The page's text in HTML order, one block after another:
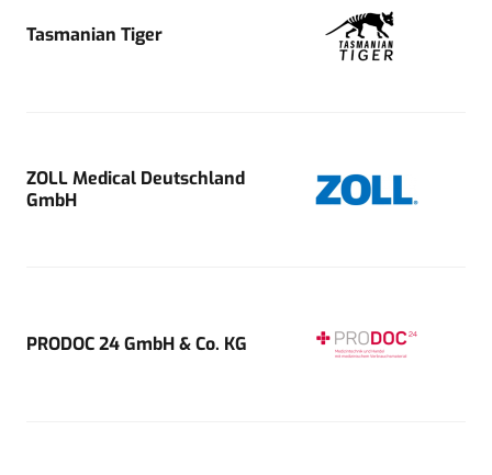
Tasmanian Tiger
ZOLL Medical Deutschland
GmbH
PRODOC 24 GmbH & Co. KG